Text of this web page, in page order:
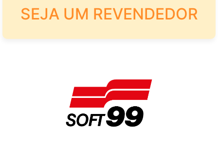
SEJA UM REVENDEDOR